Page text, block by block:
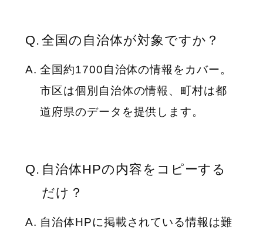
全国の自治体が対象ですか？
全国約1700自治体の情報をカバー。
市区は個別自治体の情報、町村は都
道府県のデータを提供します。
自治体HPの内容をコピーする
だけ？
自治体HPに掲載されている情報は難